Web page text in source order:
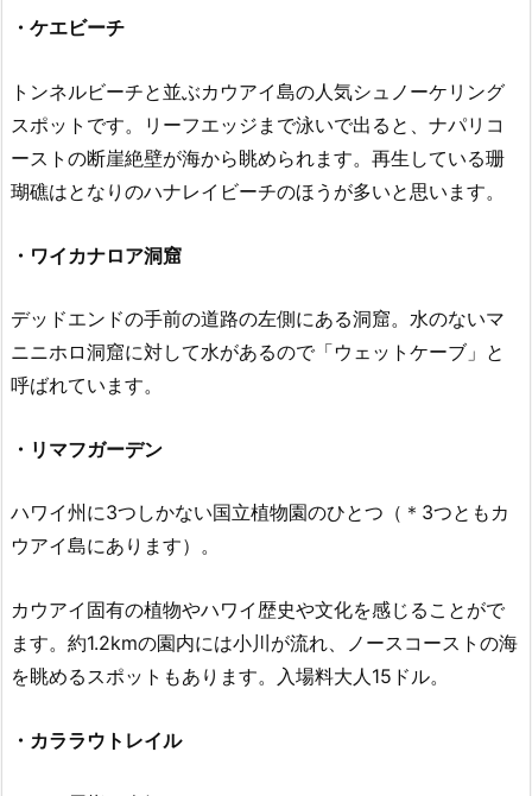
・ケエビーチ
トンネルビーチと並ぶカウアイ島の人気シュノーケリング
スポットです。リーフエッジまで泳いで出ると、ナパリコ
ーストの断崖絶壁が海から眺められます。再生している珊
瑚礁はとなりのハナレイビーチのほうが多いと思います。
・ワイカナロア洞窟
デッドエンドの手前の道路の左側にある洞窟。水のないマ
ニニホロ洞窟に対して水があるので「ウェットケーブ」と
呼ばれています。
・リマフガーデン
ハワイ州に3つしかない国立植物園のひとつ（＊3つともカ
ウアイ島にあります）。
カウアイ固有の植物やハワイ歴史や文化を感じることがで
ます。約1.2kmの園内には小川が流れ、ノースコーストの海
を眺めるスポットもあります。入場料大人15ドル。
・カララウトレイル